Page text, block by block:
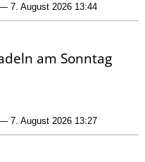
7. August 2026 13:44
am Sonntag
7. August 2026 13:27